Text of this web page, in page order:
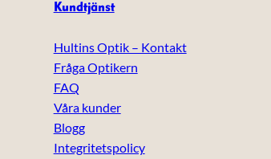
Kundtjänst
Hultins Optik – Kontakt
Fråga Optikern
FAQ
Våra kunder
Blogg
Integritetspolicy